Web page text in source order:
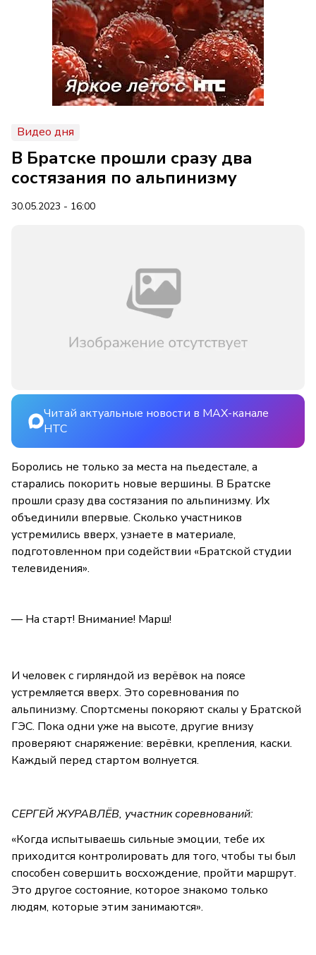
Видео дня
В Братске прошли сразу два
состязания по альпинизму
30.05.2023 - 16:00
Читай актуальные новости в MAX-канале
НТС
Боролись не только за места на пьедестале, а
старались покорить новые вершины. В Братске
прошли сразу два состязания по альпинизму. Их
объединили впервые. Сколько участников
устремились вверх, узнаете в материале,
подготовленном при содействии «Братской студии
телевидения».
— На старт! Внимание! Марш!
И человек с гирляндой из верёвок на поясе
устремляется вверх. Это соревнования по
альпинизму. Спортсмены покоряют скалы у Братской
ГЭС. Пока одни уже на высоте, другие внизу
проверяют снаряжение: верёвки, крепления, каски.
Каждый перед стартом волнуется.
СЕРГЕЙ ЖУРАВЛЁВ, участник соревнований:
«Когда испытываешь сильные эмоции, тебе их
приходится контролировать для того, чтобы ты был
способен совершить восхождение, пройти маршрут.
Это другое состояние, которое знакомо только
людям, которые этим занимаются».